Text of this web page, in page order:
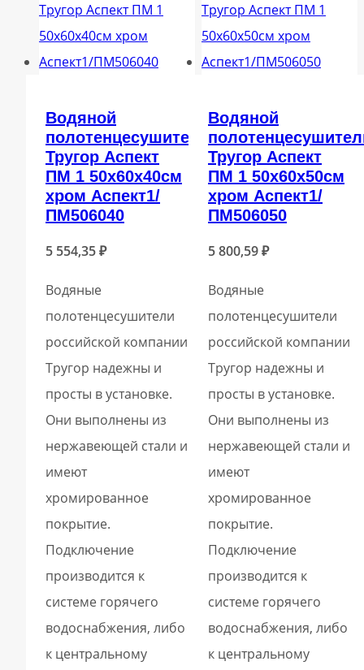
Водяной
полотенцесушитель
Тругор Аспект
ПМ 1 50x60x40см
хром Аспект1/
ПМ506040
5 554,35₽
Водяные
полотенцесушители
российской компании
Тругор надежны и
просты в установке.
Они выполнены из
нержавеющей стали и
имеют
хромированное
покрытие.
Подключение
производится к
системе горячего
водоснабжения, либо
к центральному
Водяной
Тругор Аспект
ПМ 1 50x60x50см
хром Аспект1/
ПМ506050
5 800,59₽
Водяные
полотенцесушители
российской компании
Тругор надежны и
просты в установке.
Они выполнены из
нержавеющей стали и
имеют
хромированное
покрытие.
Подключение
производится к
системе горячего
водоснабжения, либо
к центральному